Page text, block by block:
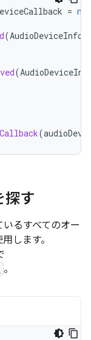
= new
(AudioDeviceInfo
(
(
探す
るすべてのオー
します。
。